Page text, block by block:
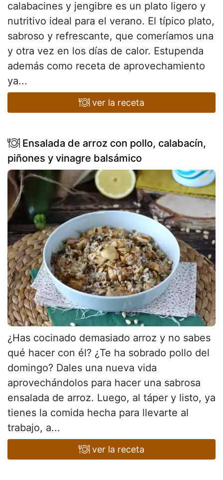
calabacines y jengibre es un plato ligero y
nutritivo ideal para el verano. El típico plato,
sabroso y refrescante, que comeríamos una
y otra vez en los días de calor. Estupenda
además como receta de aprovechamiento
ya...
ver la receta
Ensalada de arroz con pollo, calabacín,
piñones y vinagre balsámico
¿Has cocinado demasiado arroz y no sabes
qué hacer con él? ¿Te ha sobrado pollo del
domingo? Dales una nueva vida
aprovechándolos para hacer una sabrosa
ensalada de arroz. Luego, al táper y listo, ya
tienes la comida hecha para llevarte al
trabajo, a...
ver la receta